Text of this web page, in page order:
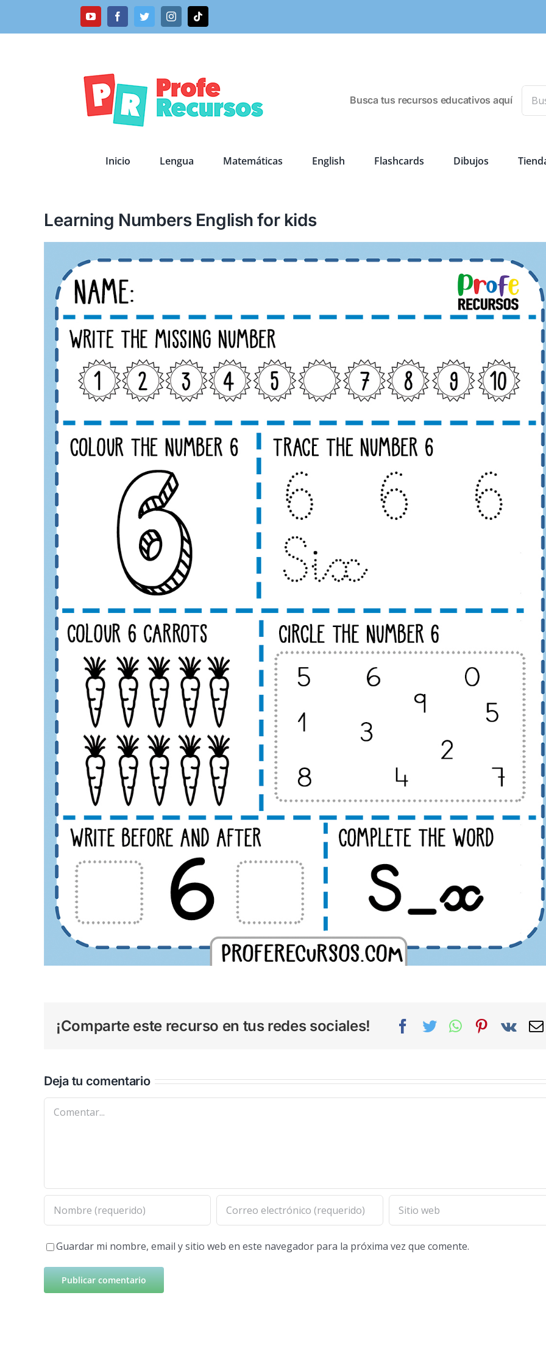
YouTubeFacebookTwitterInstagramTiktok
Busca tus recursos educativos aquí
Inicio Lengua Matemáticas English Flashcards Dibujos
Learning Numbers English for kids
¡Comparte este recurso en tus redes sociales! Facebook
TwitterWhatsAppPinterest
Vk
Deja tu comentario
Comentar
Guardar mi nombre, email y sitio web en este navegador para la próxima vez que comente.